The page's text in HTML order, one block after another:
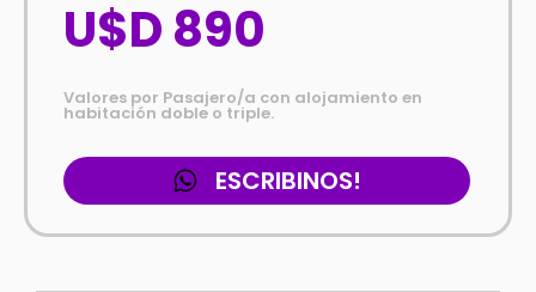
U$D 890
Valores por Pasajero/a con alojamiento en
habitación doble o triple.
ESCRIBINOS!